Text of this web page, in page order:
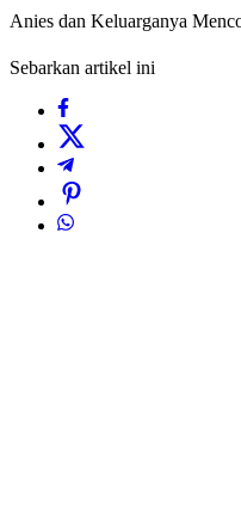
Anies dan Keluarganya
Sebarkan artikel ini